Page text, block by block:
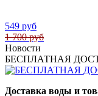
549 руб
1 700 руб
Новости
БЕСПЛАТНАЯ
Доставка воды и